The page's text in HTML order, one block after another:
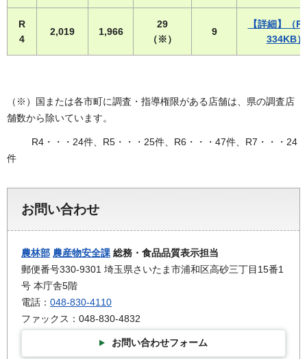
R
4
2,019 1,966
29
（※）
9
【詳細】（
334KB）
（※）国または各市町に調査・指導権限がある店舗は、県の調査店
舗数から除いています。
R4・・・24件、R5・・・25件、R6・・・47件、R7・・・24
件
お問い合わせ
農林部 農産物安全課 総務・食品品質表示担当
郵便番号330-9301 埼玉県さいたま市浦和区高砂三丁目15番1
号 本庁舎5階
電話： 048-830-4110
ファックス：048-830-4832
お問い合わせフォーム